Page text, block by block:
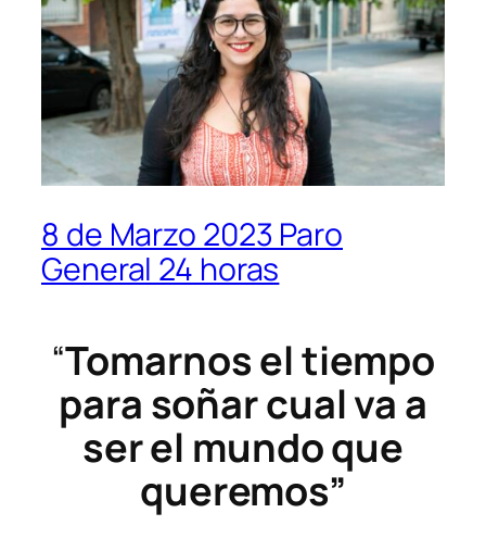
8 de Marzo 2023 Paro
General 24 horas
“Tomarnos el tiempo
para soñar cual va a
ser el mundo que
queremos”